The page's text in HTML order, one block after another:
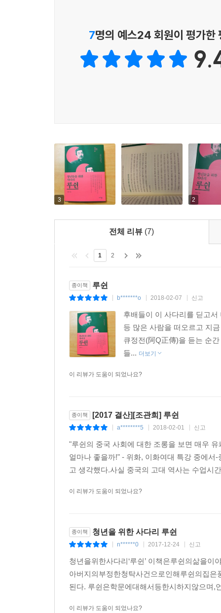
「아큐정전」에서도 루쉰은 “사람을 각성시킬
사실 「광인일기」 「아큐정전」이 워낙 많이
공을 들여 집필했던 것은 그가 ‘잡문’이라 불렀
당시 새로운 시대로 이행하면서 혼란했던 중국 사
출구가 막혀버린 사회에서 우리가 할 수 있는 일
루쉰의 혜안을 빌려보는 건 어떨까! 우리가 사는
옛것과 새로운 것이 공존하는 루쉰의 표현을 빌
‘어리석은 평범한’ 한 사람 한 사람이 해나가
그렇지만 세계는 오히려 바보들이 만들었으며, 총
_「역사적 중간물」
지금의 중국과 중국인을 아는 기본 교양서
루쉰이 살았던 시대는 왕조시대가 무너지고 새로
등의 커다란 역사적 사건과 변곡점을 함께한다.
중국의 현재와 맞닿아 있는 가장 가까운 중국의
루쉰의 개인사에서는 한 집안의 장남으로서 과
사람들의 모습이 담겨 있다. 루쉰의 소울메이트
중간물’의 단계에 있는 현재 중국과 중국인의
것이다.
7명의 예스24 회원이 평가한
3 2
전체 리뷰 (7)
1 2
종이책 루쉰
b*******o 2018-02-07 신고
후배들이 이 사다리를 딛고
등 많은 사람을 떠오르고 지
큐정전(阿Q正傳)을 듣는 순
들... 더보기
이 리뷰가 도움이 되었나요?
종이책 [2017 결산][조관희] 루쉰
a********5 2018-02-01 신고
"루쉰의 중국 사회에 대한 조롱을 보면 매우
얼마나 좋을까!" - 위화, 이화여대 특강 중에서
고 생각했다.사실 중국의 고대 역사는 수업시
이 리뷰가 도움이 되었나요?
종이책 청년을 위한 사다리 루쉰
n******0 2017-12-24 신고
청년을위한사다리‘루쉰’ 이책은루쉰의삶을
아버지의부정한청탁사건으로인해루쉰의집
된다. 루쉰은학문에대해서등한시하지않으며
이 리뷰가 도움이 되었나요?